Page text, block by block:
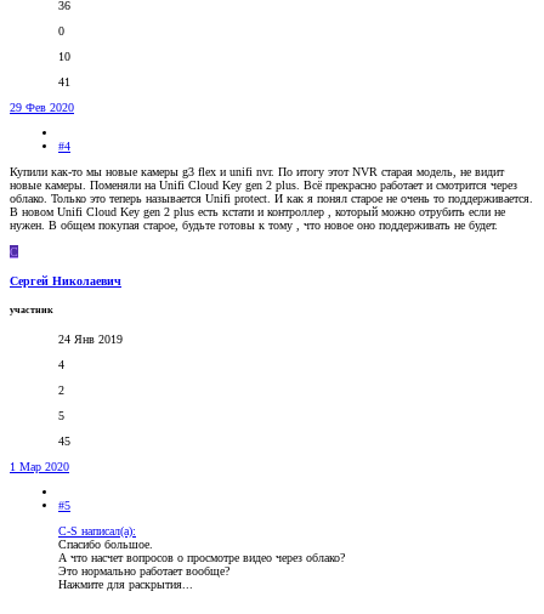
36
0
10
41
29 Фев 2020
#4
Купили как-то мы новые камеры g3 flex и unifi nvr. По итогу этот NVR старая модель, не видит
новые камеры. Поменяли на Unifi Cloud Key gen 2 plus. Всё прекрасно работает и смотрится через
облако. Только это теперь называется Unifi protect. И как я понял старое не очень то поддерживается.
В новом Unifi Cloud Key gen 2 plus есть кстати и контроллер , который можно отрубить если не
нужен. В общем покупая старое, будьте готовы к тому , что новое оно поддерживать не будет.
С
Сергей Николаевич
участник
24 Янв 2019
4
2
5
45
1 Мар 2020
#5
C-S написал(а):
Спасибо большое.
А что насчет вопросов о просмотре видео через облако?
Это нормально работает вообще?
Нажмите для раскрытия...